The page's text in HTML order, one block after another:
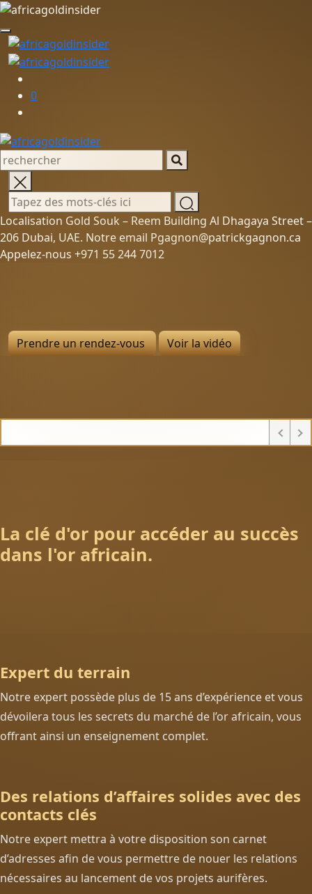
0
Localisation Gold Souk – Reem Building Al Dhagaya Street –
206 Dubai, UAE. Notre email Pgagnon@patrickgagnon.ca
Appelez-nous +971 55 244 7012
Prendre un rendez-vous Voir la vidéo
La clé d'or pour accéder au succès
dans l'or africain.
Expert du terrain
Notre expert possède plus de 15 ans d’expérience et vous
dévoilera tous les secrets du marché de l’or africain, vous
offrant ainsi un enseignement complet.
Des relations d’affaires solides avec des
contacts clés
Notre expert mettra à votre disposition son carnet
d’adresses afin de vous permettre de nouer les relations
nécessaires au lancement de vos projets aurifères.